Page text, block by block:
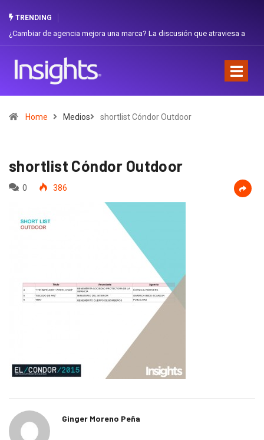
TRENDING
de agencia mejora una marca? La discusión que atraviesa a
Home Medios shortlist Cóndor Outdoor
shortlist Cóndor Outdoor
0 386
Ginger Moreno Peña